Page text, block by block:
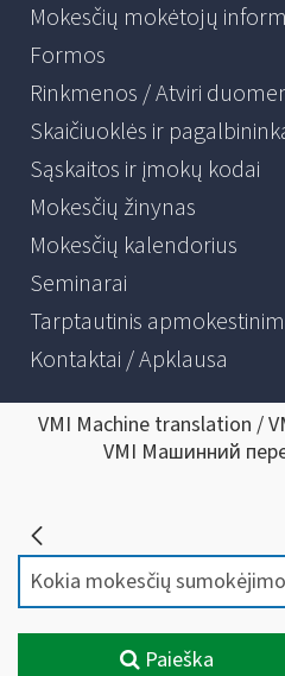
Mokesčių mokėtojų
Formos
Rinkmenos / Atviri
Skaičiuoklės ir
Sąskaitos ir įmokų kodai
Mokesčių žinynas
Mokesčių kalendorius
Seminarai
Tarptautinis
Kontaktai / Apklausa
VMI Machine translation /
VMI Машинний
Paieška